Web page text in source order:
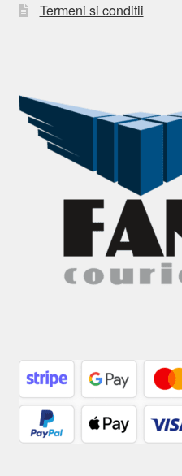
Termeni si conditii